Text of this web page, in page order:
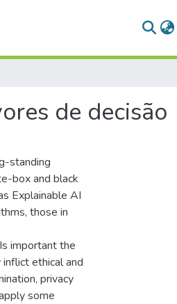
de decisão
standing
box and black
Explainable AI
those in
important the
ethical and
privacy
some